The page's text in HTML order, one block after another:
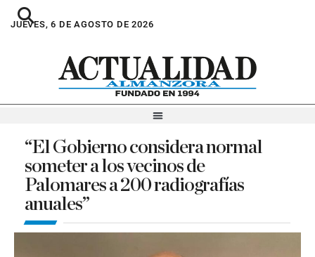
JUEVES, 6 DE AGOSTO DE 2026
“El Gobierno considera normal
someter a los vecinos de
Palomares a 200 radiografías
anuales”